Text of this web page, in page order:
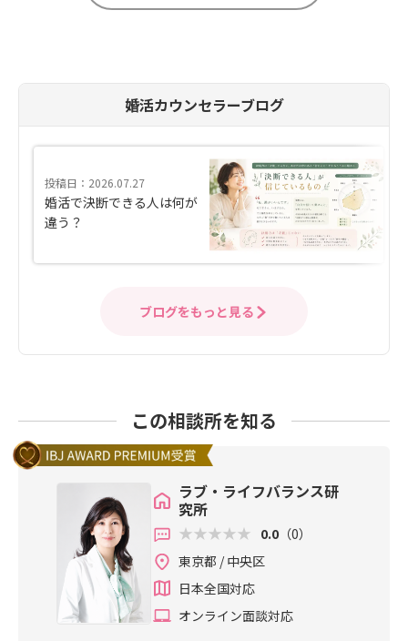
婚活カウンセラーブログ
投稿日：2026.07.27
婚活で決断できる人は何が
違う？
ブログをもっと見る
この相談所を知る
ラブ・ライフバランス研
究所
0.0 （0）
東京都 / 中央区
日本全国対応
オンライン面談対応